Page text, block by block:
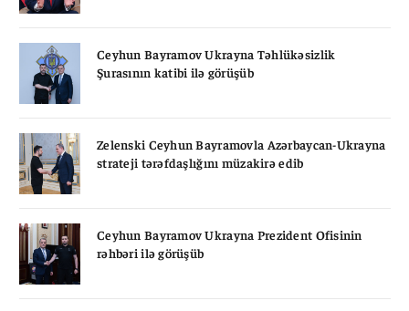
Ceyhun Bayramov Ukrayna Təhlükəsizlik
Şurasının katibi ilə görüşüb
Zelenski Ceyhun Bayramovla Azərbaycan-Ukrayna
strateji tərəfdaşlığını müzakirə edib
Ceyhun Bayramov Ukrayna Prezident Ofisinin
rəhbəri ilə görüşüb